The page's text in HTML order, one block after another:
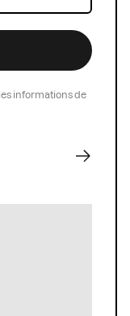
informations de